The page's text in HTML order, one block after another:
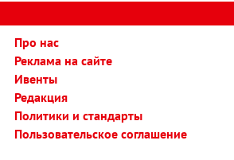
Про нас
Реклама на сайте
Ивенты
Редакция
Политики и стандарты
Пользовательское соглашение